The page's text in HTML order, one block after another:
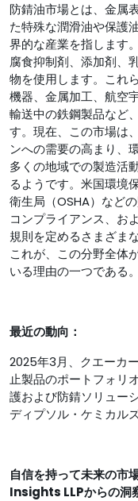
防錆油市場とは、金属
た特殊な潤滑油や保護
界的な産業を指します
腐食抑制剤、添加剤、
物を使用します。これ
機器、金属加工、航空
輸送中の鉄鋼製品など
す。現在、この市場は
ンへの需要の高まり、
多くの地域での製造活
るようです。米国環境
衛生局（OSHA）など
コンプライアンス、お
規則を定めるさまざま
これが、この分野全体
いる理由の一つである。
最近の動向：
2025年3月、クエーカ
止製品のポートフォリ
護および防錆ソリュー
ディプソル・ケミカル
自信を持って未来の
Insights LLPからの洞